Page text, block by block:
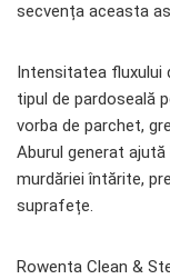
secvența aceasta
Intensitatea fluxului
tipul de pardoseală
vorba de parchet,
Aburul generat
murdăriei întărite,
suprafețe.
Rowenta Clean &